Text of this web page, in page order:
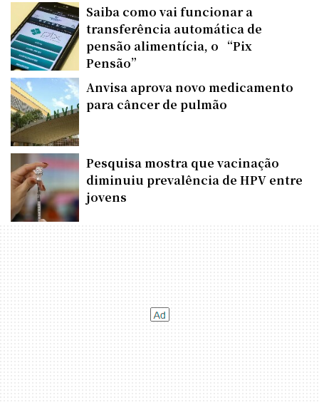
Saiba como vai funcionar a
transferência automática de
pensão alimentícia, o “Pix
Pensão”
Anvisa aprova novo medicamento
para câncer de pulmão
Pesquisa mostra que vacinação
diminuiu prevalência de HPV entre
jovens